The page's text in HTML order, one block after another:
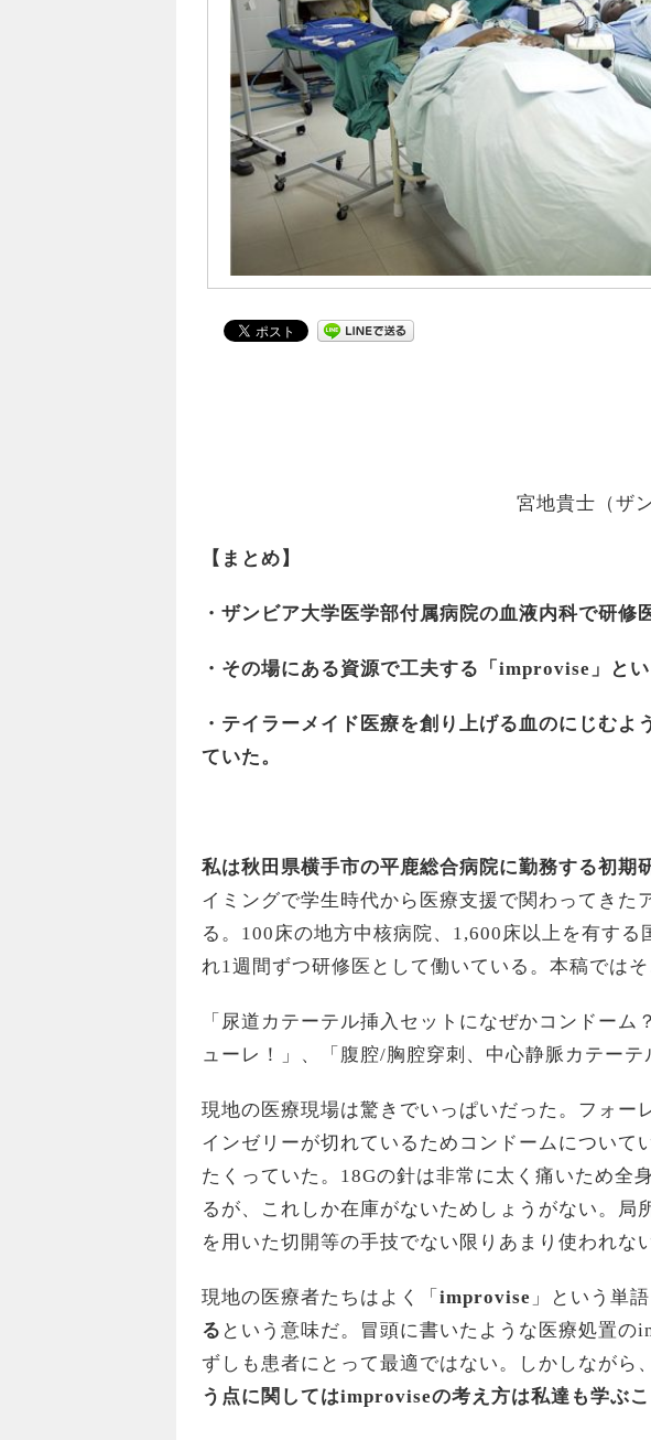
宮地貴士（ザ
【まとめ】
・ザンビア大学医学部付属病院の血液内科で研修
・その場にある資源で工夫する「improvise」と
・テイラーメイド医療を創り上げる血のにじむよ
ていた。
私は秋田県横手市の平鹿総合病院に勤務する初期
イミングで学生時代から医療支援で関わってきた
る。100床の地方中核病院、1,600床以上を有す
れ1週間ずつ研修医として働いている。本稿では
「尿道カテーテル挿入セットになぜかコンドー
ューレ！」、「腹腔/胸腔穿刺、中心静脈カテーテ
現地の医療現場は驚きでいっぱいだった。フォー
インゼリーが切れているためコンドームについて
たくっていた。18Gの針は非常に太く痛いため全
るが、これしか在庫がないためしょうがない。局
を用いた切開等の手技でない限りあまり使われな
現地の医療者たちはよく「 improvise 」という単
る という意味だ。冒頭に書いたような医療処置
ずしも患者にとって最適ではない。しかしながら、
う点に関してはimproviseの考え方は私達も学ぶこ